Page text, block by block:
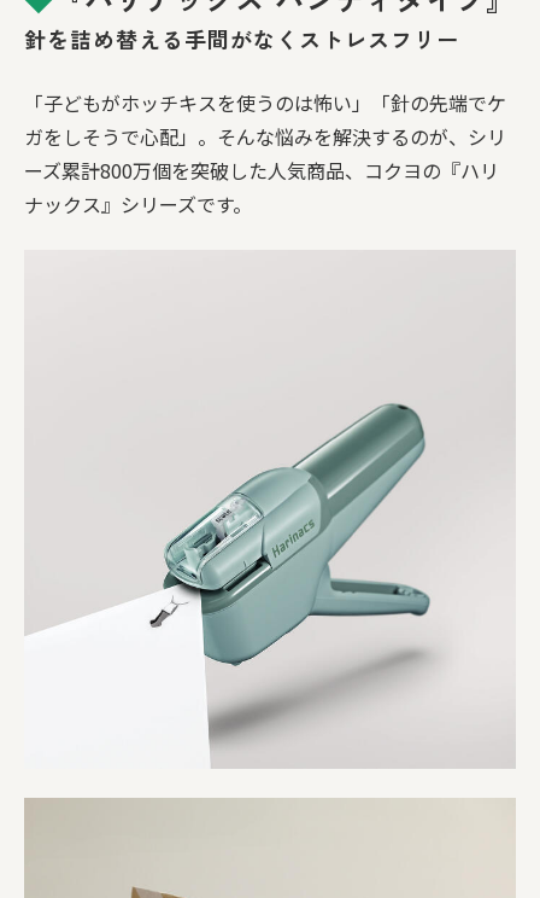
針を詰め替える手間がなくストレスフリー
「子どもがホッチキスを使うのは怖い」「針の先端でケ
ガをしそうで心配」。そんな悩みを解決するのが、シリ
ーズ累計800万個を突破した人気商品、コクヨの『ハリ
ナックス』シリーズです。